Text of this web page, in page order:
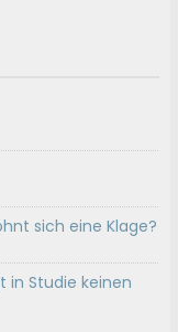
sich eine Klage?
in Studie keinen